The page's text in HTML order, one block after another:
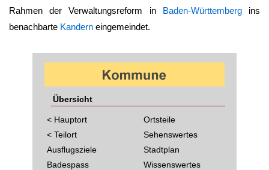
Rahmen der Verwaltungsreform in Baden-Württembergins
benachbarte Kandern eingemeindet.
Übersicht
< Hauptort
< Teilort
Ausflugsziele
Badespass
Ortsteile
Sehenswertes
Stadtplan
Wissenswertes